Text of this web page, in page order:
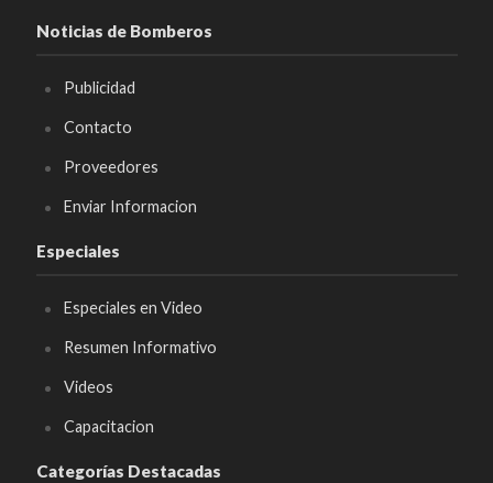
Noticias de Bomberos
Publicidad
Contacto
Proveedores
Enviar Informacion
Especiales
Especiales en Video
Resumen Informativo
Videos
Capacitacion
Categorías Destacadas